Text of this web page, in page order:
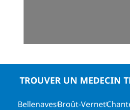
TROUVER UN MEDECIN
BellenavesBroût-Vernet